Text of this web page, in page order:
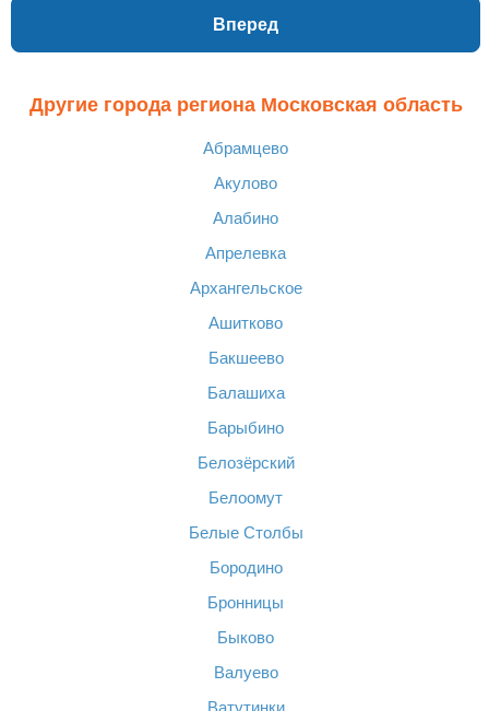
Вперед
Другие города региона Московская область
Абрамцево
Акулово
Алабино
Апрелевка
Архангельское
Ашитково
Бакшеево
Балашиха
Барыбино
Белозёрский
Белоомут
Белые Столбы
Бородино
Бронницы
Быково
Валуево
Ватутинки